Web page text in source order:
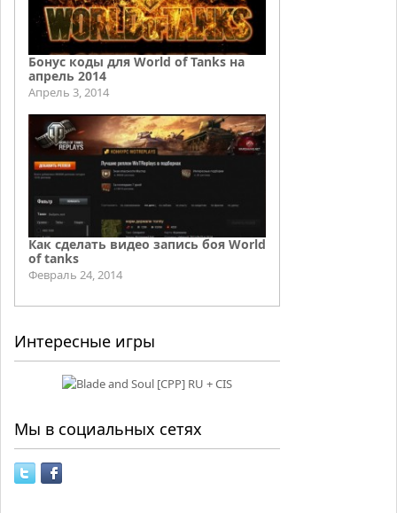
Бонус коды для World of Tanks на
апрель 2014
Апрель 3, 2014
Как сделать видео запись боя World
of tanks
Февраль 24, 2014
Интересные игры
Мы в социальных сетях